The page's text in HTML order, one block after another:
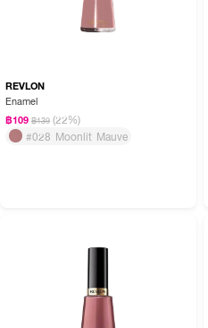
REVLON
Enamel
฿109 ฿139 (22%)
#028 Moonlit Mauve